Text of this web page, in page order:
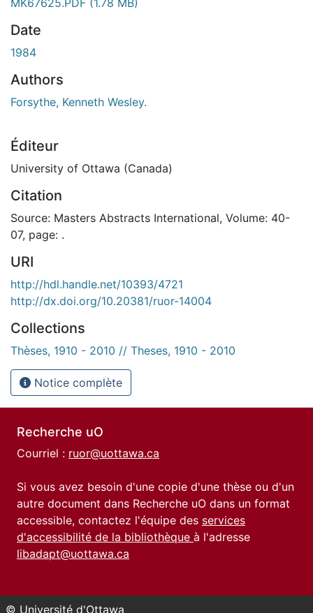
Date
1984
Authors
Forsythe, Kenneth Wesley.
Éditeur
University of Ottawa (Canada)
Citation
Source: Masters Abstracts International, Volume: 40-
07, page: .
URI
http://hdl.handle.net/10393/4721
http://dx.doi.org/10.20381/ruor-14004
Collections
Thèses, 1910 - 2010 // Theses, 1910 - 2010
Notice complète
Recherche uO
Courriel : ruor@uottawa.ca
Si vous avez besoin d'une copie d'une thèse ou d'un
autre document dans Recherche uO dans un format
accessible, contactez l'équipe des services
d'accessibilité de la bibliothèque à l'adresse
libadapt@uottawa.ca
© Université d'Ottawa